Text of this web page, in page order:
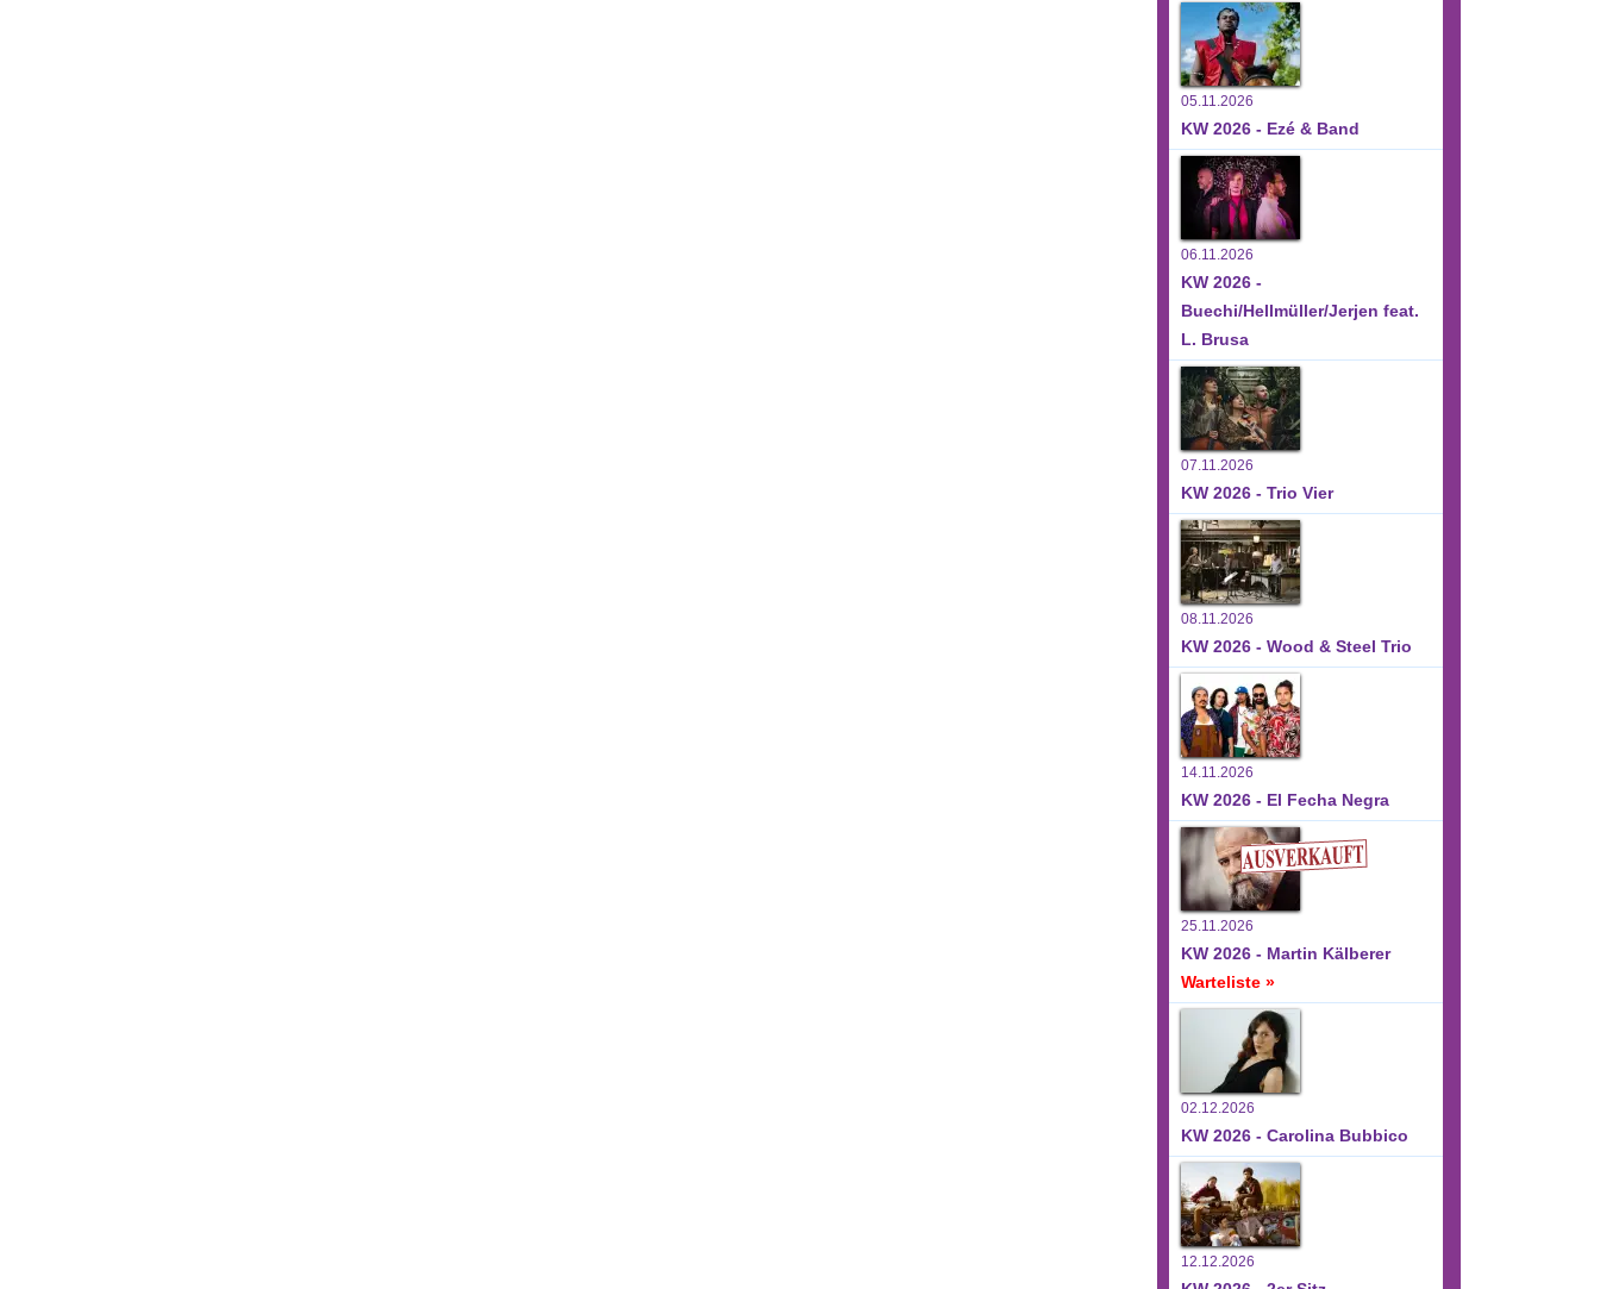
05.11.2026
KW 2026 - Ezé & Band
06.11.2026
KW 2026 -
Buechi/Hellmüller/Jerjen feat.
L. Brusa
07.11.2026
KW 2026 - Trio Vier
08.11.2026
KW 2026 - Wood & Steel Trio
14.11.2026
KW 2026 - El Fecha Negra
25.11.2026
KW 2026 - Martin Kälberer
Warteliste »
02.12.2026
KW 2026 - Carolina Bubbico
12.12.2026